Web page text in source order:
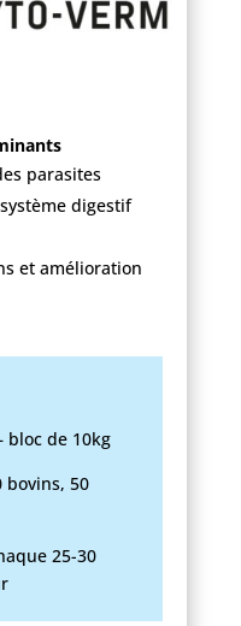
parasites
digestif
et amélioration
bloc de 10kg
50
25-30